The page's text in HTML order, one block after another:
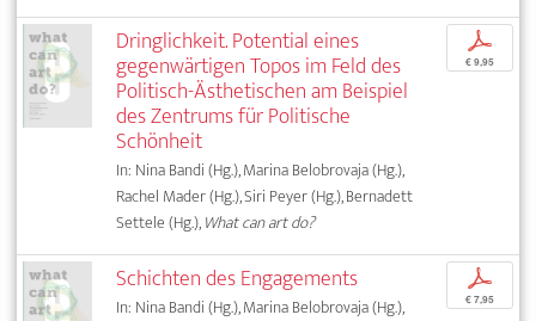
Dringlichkeit. Potential eines
gegenwärtigen Topos im Feld des
Politisch-Ästhetischen am Beispiel
des Zentrums für Politische
Schönheit
In: Nina Bandi (Hg.), Marina Belobrovaja (Hg.),
Rachel Mader (Hg.), Siri Peyer (Hg.), Bernadett
Settele (Hg.),What can art do?
p
€ 9,95
Schichten des Engagements
In: Nina Bandi (Hg.), Marina Belobrovaja (Hg.),
p
€ 7,95